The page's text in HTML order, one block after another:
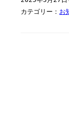
カテゴリー： お